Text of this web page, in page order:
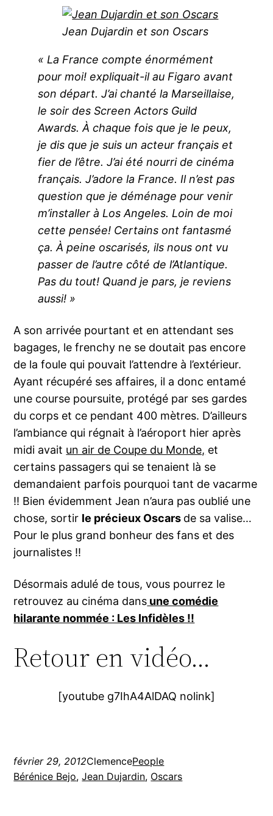
Jean Dujardin et son Oscars
« La France compte énormément
pour moi! expliquait-il au Figaro avant
son départ. J’ai chanté la Marseillaise,
le soir des Screen Actors Guild
Awards. À chaque fois que je le peux,
je dis que je suis un acteur français et
fier de l’être. J’ai été nourri de cinéma
français. J’adore la France. Il n’est pas
question que je déménage pour venir
m’installer à Los Angeles. Loin de moi
cette pensée! Certains ont fantasmé
ça. À peine oscarisés, ils nous ont vu
passer de l’autre côté de l’Atlantique.
Pas du tout! Quand je pars, je reviens
aussi! »
A son arrivée pourtant et en attendant ses
bagages, le frenchy ne se doutait pas encore
de la foule qui pouvait l’attendre à l’extérieur.
Ayant récupéré ses affaires, il a donc entamé
une course poursuite, protégé par ses gardes
du corps et ce pendant 400 mètres. D’ailleurs
l’ambiance qui régnait à l’aéroport hier après
midi avait un air de Coupe du Monde, et
certains passagers qui se tenaient là se
demandaient parfois pourquoi tant de vacarme
!! Bien évidemment Jean n’aura pas oublié une
chose, sortir le précieux Oscars de sa valise…
Pour le plus grand bonheur des fans et des
journalistes !!
Désormais adulé de tous, vous pourrez le
retrouvez au cinéma dans une comédie
hilarante nommée : Les Infidèles !!
Retour en vidéo…
[youtube g7IhA4AlDAQ nolink]
février 29, 2012ClemencePeople
Bérénice Bejo, Jean Dujardin, Oscars